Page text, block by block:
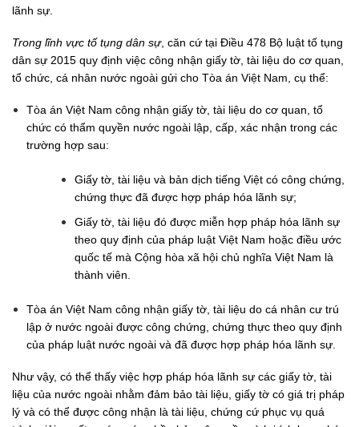
lãnh sự.
Trong lĩnh vực tố tụng dân sự, căn cứ tại Điều 478 Bộ luật tố tụng
dân sự 2015 quy định việc công nhận giấy tờ, tài liệu do cơ quan,
tổ chức, cá nhân nước ngoài gửi cho Tòa án Việt Nam, cụ thể:
Tòa án Việt Nam công nhận giấy tờ, tài liệu do cơ quan, tổ
chức có thẩm quyền nước ngoài lập, cấp, xác nhận trong các
trường hợp sau:
Giấy tờ, tài liệu và bản dịch tiếng Việt có công chứng,
chứng thực đã được hợp pháp hóa lãnh sự;
Giấy tờ, tài liệu đó được miễn hợp pháp hóa lãnh sự
theo quy định của pháp luật Việt Nam hoặc điều ước
quốc tế mà Cộng hòa xã hội chủ nghĩa Việt Nam là
thành viên.
Tòa án Việt Nam công nhận giấy tờ, tài liệu do cá nhân cư trú
lập ở nước ngoài được công chứng, chứng thực theo quy định
của pháp luật nước ngoài và đã được hợp pháp hóa lãnh sự.
Như vậy, có thể thấy việc hợp pháp hóa lãnh sự các giấy tờ, tài
liệu của nước ngoài nhằm đảm bảo tài liệu, giấy tờ có giá trị pháp
lý và có thể được công nhận là tài liệu, chứng cứ phục vụ quá